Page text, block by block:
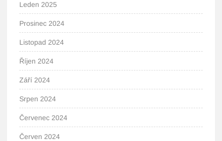
Leden 2025
Prosinec 2024
Listopad 2024
Říjen 2024
Září 2024
Srpen 2024
Červenec 2024
Červen 2024